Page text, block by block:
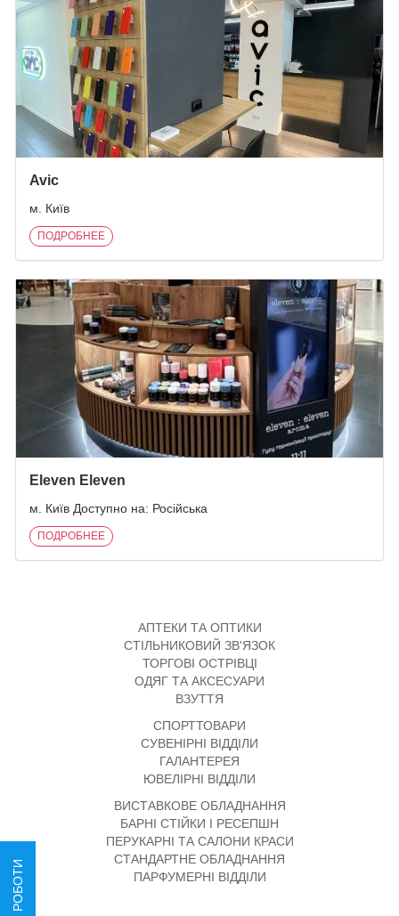
Avic
м. Київ
ПОДРОБНЕЕ
Eleven Eleven
м. Київ Доступно на: Російська
ПОДРОБНЕЕ
АПТЕКИ ТА ОПТИКИ
СТІЛЬНИКОВИЙ ЗВ'ЯЗОК
ТОРГОВІ ОСТРІВЦІ
ОДЯГ ТА АКСЕСУАРИ
ВЗУТТЯ
СПОРТТОВАРИ
СУВЕНІРНІ ВІДДІЛИ
ГАЛАНТЕРЕЯ
ЮВЕЛІРНІ ВІДДІЛИ
ВИСТАВКОВЕ ОБЛАДНАННЯ
БАРНІ СТІЙКИ І РЕСЕПШН
ПЕРУКАРНІ ТА САЛОНИ КРАСИ
СТАНДАРТНЕ ОБЛАДНАННЯ
ПАРФУМЕРНІ ВІДДІЛИ